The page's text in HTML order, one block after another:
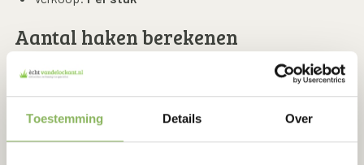
Toestemming Details Over
Aantal haken berekenen
Voor het juiste aantal bevestigingshaken:
Deze bevestigingshaken zijn onmisbaar voor een nette en